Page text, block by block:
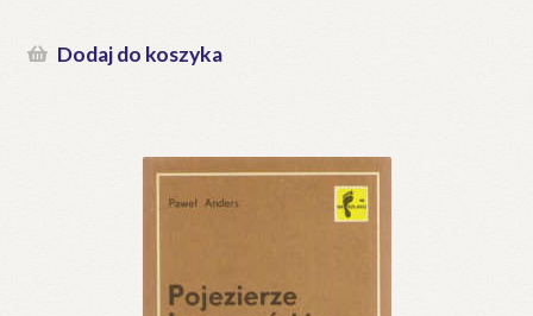
Dodaj do koszyka